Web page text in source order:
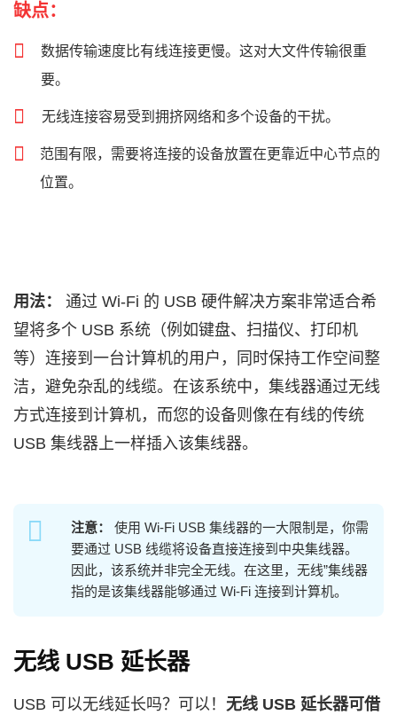
缺点：
数据传输速度比有线连接更慢。这对大文件传输很重
要。
无线连接容易受到拥挤网络和多个设备的干扰。
范围有限，需要将连接的设备放置在更靠近中心节点的
位置。
用法：
通过 Wi‑Fi 的 USB 硬件解决方案非常适合希
望将多个 USB 系统（例如键盘、扫描仪、打印机
等）连接到一台计算机的用户，同时保持工作空间整
洁，避免杂乱的线缆。在该系统中，集线器通过无线
方式连接到计算机，而您的设备则像在有线的传统
USB 集线器上一样插入该集线器。
注意：
使用 Wi‑Fi USB 集线器的一大限制是，你需
要通过 USB 线缆将设备直接连接到中央集线器。
因此，该系统并非完全无线。在这里，无线”集线器
指的是该集线器能够通过 Wi‑Fi 连接到计算机。
无线 USB 延长器
USB 可以无线延长吗？可以！ 无线 USB 延长器可借